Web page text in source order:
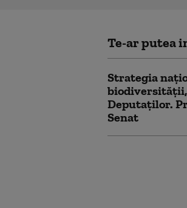
Te-ar putea
Strategia
biodiversităţii,
Deputaților.
Senat